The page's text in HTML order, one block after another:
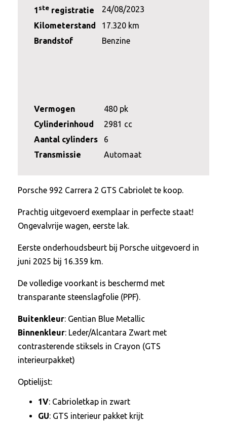
1 ste registratie
24/08/2023
Kilometerstand
17.320 km
Brandstof
Benzine
Vermogen
480 pk
Cylinderinhoud
2981 cc
Aantal cylinders
6
Transmissie
Automaat
Porsche 992 Carrera 2 GTS Cabriolet te koop.
Prachtig uitgevoerd exemplaar in perfecte staat!
Ongevalvrije wagen, eerste lak.
Eerste onderhoudsbeurt bij Porsche uitgevoerd in
juni 2025 bij 16.359 km.
De volledige voorkant is beschermd met
transparante steenslagfolie (PPF).
Buitenkleur: Gentian Blue Metallic
Binnenkleur: Leder/Alcantara Zwart met
contrasterende stiksels in Crayon (GTS
interieurpakket)
Optielijst:
1V: Cabrioletkap in zwart
GU: GTS interieur pakket krijt